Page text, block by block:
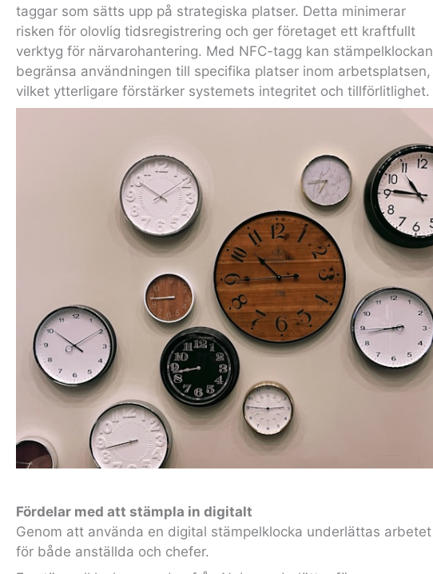
taggar som sätts upp på strategiska platser. Detta minimerar
risken för olovlig tidsregistrering och ger företaget ett kraftfullt
verktyg för närvarohantering. Med NFC-tagg kan stämpelklockan
begränsa användningen till specifika platser inom arbetsplatsen,
vilket ytterligare förstärker systemets integritet och tillförlitlighet.
Fördelar med att stämpla in digitalt
Genom att använda en digital stämpelklocka underlättas arbetet
för både anställda och chefer.